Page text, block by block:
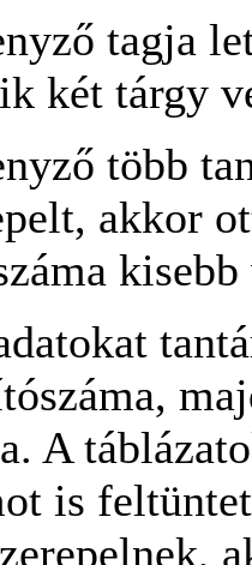
tagja
két tárgy
több
akkor
A
is